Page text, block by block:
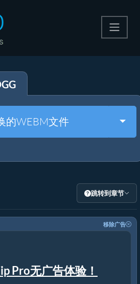
的WEBM文件
跳转到章节
移除广告
Pro无广告体验！